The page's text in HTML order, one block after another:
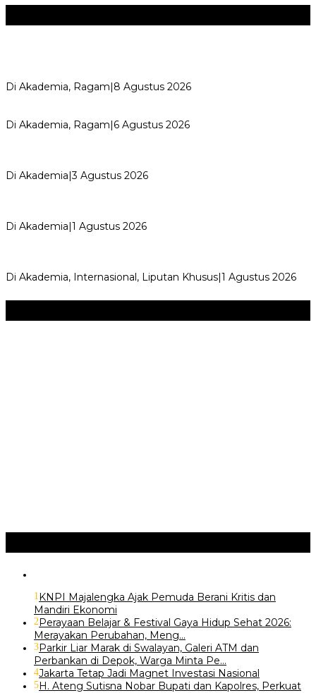
Di Akademia, Ragam|8 Agustus 2026
Di Akademia, Ragam|6 Agustus 2026
Di Akademia|3 Agustus 2026
Di Akademia|1 Agustus 2026
Di Akademia, Internasional, Liputan Khusus|1 Agustus 2026
1KNPI Majalengka Ajak Pemuda Berani Kritis dan
Mandiri Ekonomi
2Perayaan Belajar & Festival Gaya Hidup Sehat 2026:
Merayakan Perubahan, Meng…
3Parkir Liar Marak di Swalayan, Galeri ATM dan
Perbankan di Depok, Warga Minta Pe…
4Jakarta Tetap Jadi Magnet Investasi Nasional
5H. Ateng Sutisna Nobar Bupati dan Kapolres, Perkuat